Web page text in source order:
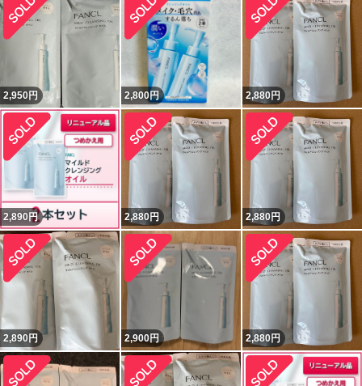
2,950円 2,800円 2,880円
2,890 円 2,880円 2,880円
2,890円 2,900円 2,880円